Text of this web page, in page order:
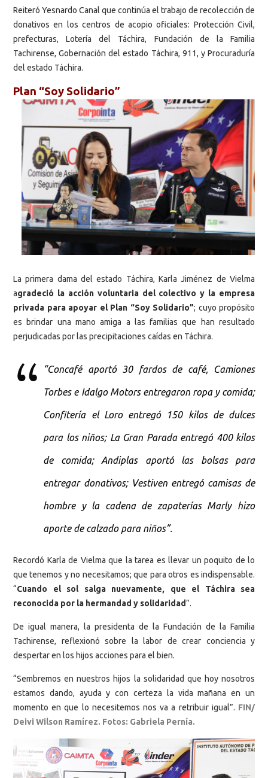
Reiteró Yesnardo Canal que continúa el trabajo de recolección de
donativos en los centros de acopio oficiales: Protección Civil,
prefecturas, Lotería del Táchira, Fundación de la Familia
Tachirense, Gobernación del estado Táchira, 911, y Procuraduría
del estado Táchira.
Plan “Soy Solidario”
La primera dama del estado Táchira, Karla Jiménez de Vielma
agradeció la acción voluntaria del colectivo y la empresa
privada para apoyar el Plan “Soy Solidario”; cuyo propósito
es brindar una mano amiga a las familias que han resultado
perjudicadas por las precipitaciones caídas en Táchira.
“Concafé aportó 30 fardos de café, Camiones
Torbes e Idalgo Motors entregaron ropa y comida;
Confitería el Loro entregó 150 kilos de dulces
para los niños; La Gran Parada entregó 400 kilos
de comida; Andiplas aportó las bolsas para
entregar donativos; Vestiven entregó camisas de
hombre y la cadena de zapaterías Marly hizo
aporte de calzado para niños”.
Recordó Karla de Vielma que la tarea es llevar un poquito de lo
que tenemos y no necesitamos; que para otros es indispensable.
“Cuando el sol salga nuevamente, que el Táchira sea
reconocida por la hermandad y solidaridad”.
De igual manera, la presidenta de la Fundación de la Familia
Tachirense, reflexionó sobre la labor de crear conciencia y
despertar en los hijos acciones para el bien.
“Sembremos en nuestros hijos la solidaridad que hoy nosotros
estamos dando, ayuda y con certeza la vida mañana en un
momento en que lo necesitemos nos va a retribuir igual”. FIN/
Deivi Wilson Ramírez. Fotos: Gabriela Pernía.